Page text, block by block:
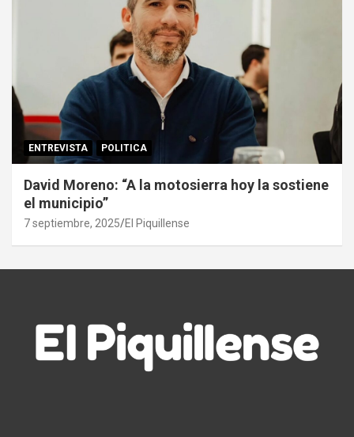
ENTREVISTA POLITICA
David Moreno: “A la motosierra hoy la sostiene
el municipio”
7 septiembre, 2025 El Piquillense